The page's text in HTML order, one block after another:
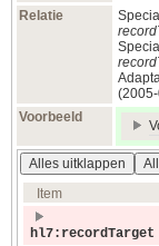
Relatie
Voorbeeld
Alles uitklappen
Item
hl7:recordTarget